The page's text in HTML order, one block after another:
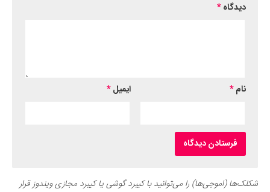
دیدگاه*
نام* ایمیل*
شکلک‌ها (اموجی‌ها) را می‌توانید با کیبرد گوشی یا کیبرد مجازی ویندوز قرار